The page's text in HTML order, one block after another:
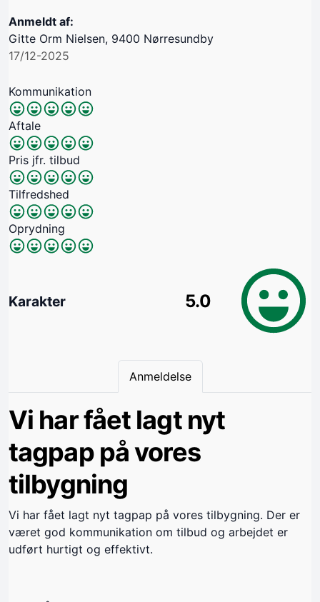
Anmeldt af:
Gitte Orm Nielsen, 9400 Nørresundby
17/12-2025
Kommunikation
Aftale
Pris jfr. tilbud
Tilfredshed
Oprydning
Karakter 5.0
Anmeldelse
Vi har fået lagt nyt
tagpap på vores
tilbygning
Vi har fået lagt nyt tagpap på vores tilbygning. Der er
været god kommunikation om tilbud og arbejdet er
udført hurtigt og effektivt.